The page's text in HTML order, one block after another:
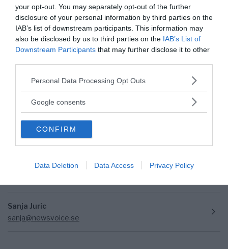
your opt-out. You may separately opt-out of the further
disclosure of your personal information by third parties on the
IAB’s list of downstream participants. This information may
also be disclosed by us to third parties on the IAB’s List of
Downstream Participants that may further disclose it to other
Please note that this website/app uses one or more Google
not limited to your visit or usage behaviour. You may click to
use your data for below specified purposes in below Google
consent section.
Personal Data Processing Opt Outs
Google consents
CONFIRM
Data Deletion Data Access Privacy Policy
CNN:Alzheimer’s risk may be 75% higher for people
who eat trans fats
WHO: WHO plan to eliminate industrially-produced
trans-fatty acids from global food supply
75% more likely to get Alzheimer’s
Sanja Juric
sanja@newsvoice.se